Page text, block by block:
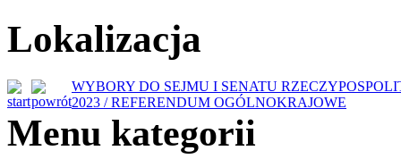
Lokalizacja
WYBORY DO SEJMU I SENATU
2023 / REFERENDUM OGÓLNOKRAJOWE
Menu kategorii